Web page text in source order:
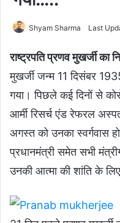
Shyam Sharma Last
राष्ट्रपति प्रणव मुखर्जी का
मुखर्जी जन्म 11 दिसंबर
गया। पिछले कई दिनों से
आर्मी रिसर्च एंड रेफरल
अगस्त को उनका स्वर्गवास
प्रधानमंत्री समेत सभी
उनकी आत्मा की शांति के